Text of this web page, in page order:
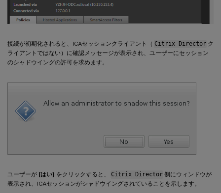
接続が初期化されると、ICAセッションクライアント（ Citrix Director ク
ライアントではない）に確認メッセージが表示され、ユーザーにセッション
のシャドウイングの許可を求めます。
ユーザーが [はい] をクリックすると、 Citrix Director 側にウィンドウが
表示され、ICAセッションがシャドウイングされていることを示します。